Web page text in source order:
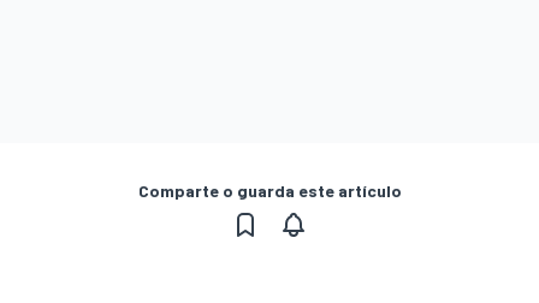
Comparte o guarda este artículo